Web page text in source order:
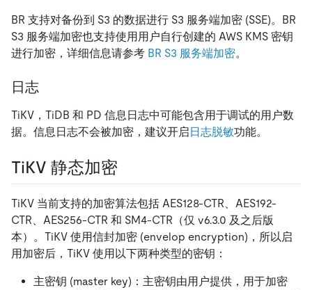
BR 支持对备份到 S3 的数据进行 S3 服务端加密 (SSE)。BR
S3 服务端加密也支持使用用户自行创建的 AWS KMS 密钥
进行加密，详细信息请参考 BR S3 服务端加密。
日志
TiKV，TiDB 和 PD 信息日志中可能包含用于调试的用户数
据。信息日志不会被加密，建议开启 日志脱敏功能。
TiKV 静态加密
TiKV 当前支持的加密算法包括 AES128-CTR、AES192-
CTR、AES256-CTR 和 SM4-CTR（仅 v6.3.0 及之后版
本）。TiKV 使用信封加密 (envelop encryption)，所以启
用加密后，TiKV 使用以下两种类型的密钥：
主密钥 (master key)：主密钥由用户提供，用于加密